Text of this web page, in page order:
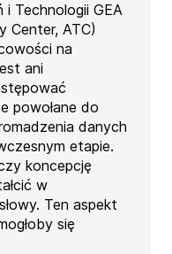
Technologii GEA
Center, ATC)
na
ani
powołane do
danych
etapie.
koncepcję
w
Ten aspekt
się